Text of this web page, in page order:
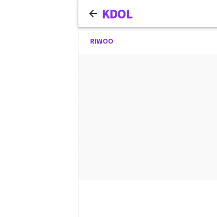
KDOL
RIWOO